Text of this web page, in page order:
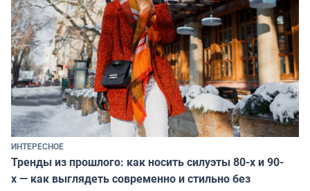
ИНТЕРЕСНОЕ
Тренды из прошлого: как носить силуэты 80-х и 90-
х — как выглядеть современно и стильно без